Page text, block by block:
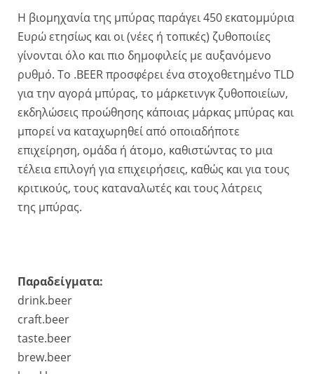
Η βιομηχανία της μπύρας παράγει 450 εκατομμύρια
Ευρώ ετησίως και οι (νέες ή τοπικές) ζυθοποιίες
γίνονται όλο και πιο δημοφιλείς με αυξανόμενο
ρυθμό. Το .BEER προσφέρει ένα στοχοθετημένο TLD
για την αγορά μπύρας, το μάρκετινγκ ζυθοποιείων,
εκδηλώσεις προώθησης κάποιας μάρκας μπύρας και
μπορεί να καταχωρηθεί από οποιαδήποτε
επιχείρηση, ομάδα ή άτομο, καθιστώντας το μια
τέλεια επιλογή για επιχειρήσεις, καθώς και για τους
κριτικούς, τους καταναλωτές και τους λάτρεις
της μπύρας.
Παραδείγματα:
drink.beer
craft.beer
taste.beer
brew.beer